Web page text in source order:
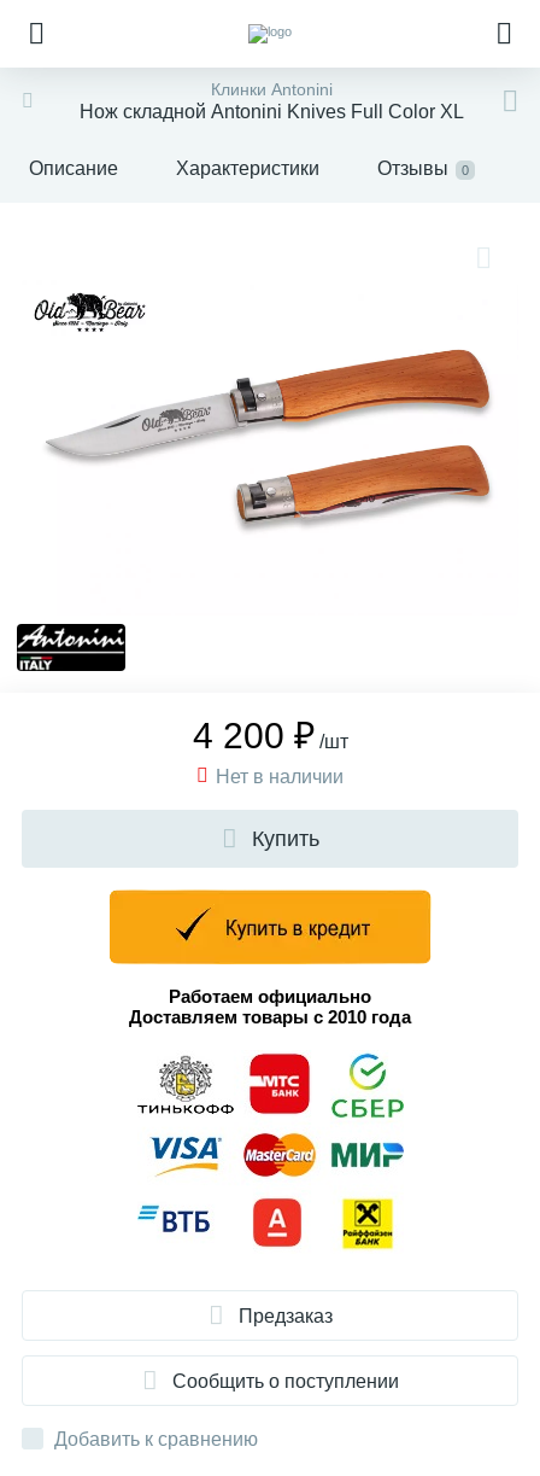
Клинки Antonini
Нож складной Antonini Knives Full Color XL
Описание Характеристики Отзывы 0
4 200 ₽ /шт
Нет в наличии
Купить
Работаем официально
Доставляем товары с 2010 года
Предзаказ
Сообщить о поступлении
Добавить к сравнению